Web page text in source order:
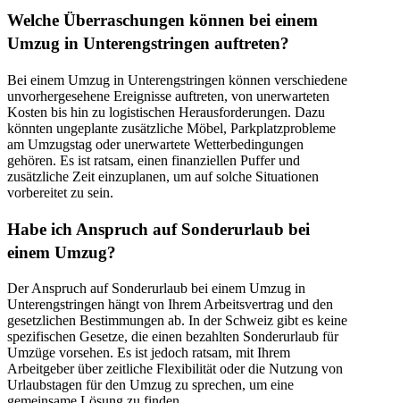
Welche Überraschungen können bei einem
Umzug in Unterengstringen auftreten?
Bei einem Umzug in Unterengstringen können verschiedene
unvorhergesehene Ereignisse auftreten, von unerwarteten
Kosten bis hin zu logistischen Herausforderungen. Dazu
könnten ungeplante zusätzliche Möbel, Parkplatzprobleme
am Umzugstag oder unerwartete Wetterbedingungen
gehören. Es ist ratsam, einen finanziellen Puffer und
zusätzliche Zeit einzuplanen, um auf solche Situationen
vorbereitet zu sein.
Habe ich Anspruch auf Sonderurlaub bei
einem Umzug?
Der Anspruch auf Sonderurlaub bei einem Umzug in
Unterengstringen hängt von Ihrem Arbeitsvertrag und den
gesetzlichen Bestimmungen ab. In der Schweiz gibt es keine
spezifischen Gesetze, die einen bezahlten Sonderurlaub für
Umzüge vorsehen. Es ist jedoch ratsam, mit Ihrem
Arbeitgeber über zeitliche Flexibilität oder die Nutzung von
Urlaubstagen für den Umzug zu sprechen, um eine